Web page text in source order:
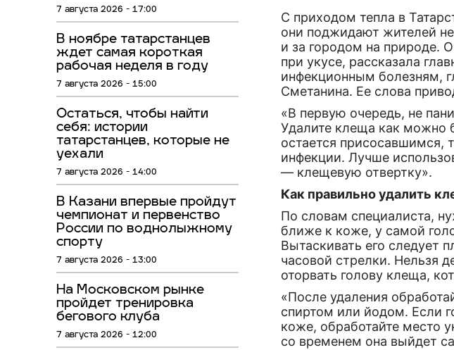
7 августа 2026 - 17:00
В ноябре татарстанцев
ждет самая короткая
рабочая неделя в году
7 августа 2026 - 15:00
Остаться, чтобы найти
себя: истории
татарстанцев, которые не
уехали
7 августа 2026 - 14:00
В Казани впервые пройдут
чемпионат и первенство
России по воднолыжному
спорту
7 августа 2026 - 13:00
На Московском рынке
пройдет тренировка
бегового клуба
7 августа 2026 - 12:00
С приходом тепла в
они поджидают жителей
и за городом на природе.
при укусе, рассказала
инфекционным болезням,
Сметанина. Ее слова
«В первую очередь, не
Удалите клеща как
остается присосавшимся,
инфекции. Лучше
— клещевую отвертку».
Как правильно удалить
По словам специалиста,
ближе к коже, у самой
Вытаскивать его следует
часовой стрелки. Нельзя
оторвать голову клеща,
«После удаления
спиртом или йодом. Если
коже, обработайте место
со временем она выйдет